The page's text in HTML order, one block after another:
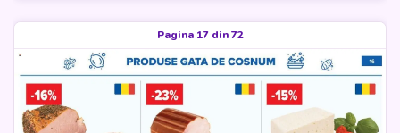
Pagina 17 din 72